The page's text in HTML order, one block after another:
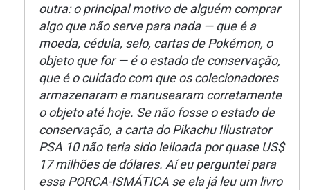
outra: o principal motivo de alguém comprar
algo que não serve para nada — que é a
moeda, cédula, selo, cartas de Pokémon, o
objeto que for — é o estado de conservação,
que é o cuidado com que os colecionadores
armazenaram e manusearam corretamente
o objeto até hoje. Se não fosse o estado de
conservação, a carta do Pikachu Illustrator
PSA 10 não teria sido leiloada por quase US$
17 milhões de dólares. Aí eu perguntei para
essa PORCA-ISMÁTICA se ela já leu um livro